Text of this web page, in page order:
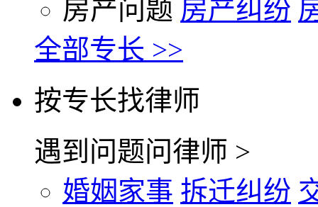
房产问题 房产纠纷
全部专长 >>
按专长找律师
遇到问题问律师 >
婚姻家事 拆迁纠纷